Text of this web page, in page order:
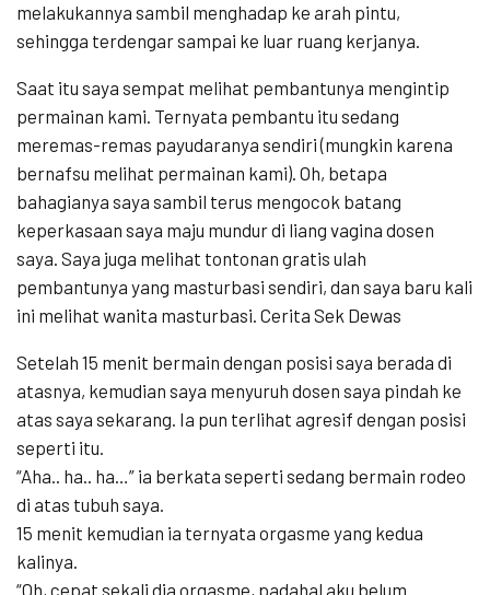
melakukannya sambil menghadap ke arah pintu,
sehingga terdengar sampai ke luar ruang kerjanya.
Saat itu saya sempat melihat pembantunya mengintip
permainan kami. Ternyata pembantu itu sedang
meremas-remas payudaranya sendiri (mungkin karena
bernafsu melihat permainan kami). Oh, betapa
bahagianya saya sambil terus mengocok batang
keperkasaan saya maju mundur di liang vagina dosen
saya. Saya juga melihat tontonan gratis ulah
pembantunya yang masturbasi sendiri, dan saya baru kali
ini melihat wanita masturbasi. Cerita Sek Dewas
Setelah 15 menit bermain dengan posisi saya berada di
atasnya, kemudian saya menyuruh dosen saya pindah ke
atas saya sekarang. Ia pun terlihat agresif dengan posisi
seperti itu.
“Aha.. ha.. ha…” ia berkata seperti sedang bermain rodeo
di atas tubuh saya.
15 menit kemudian ia ternyata orgasme yang kedua
kalinya.
“Oh, cepat sekali dia orgasme, padahal aku belum